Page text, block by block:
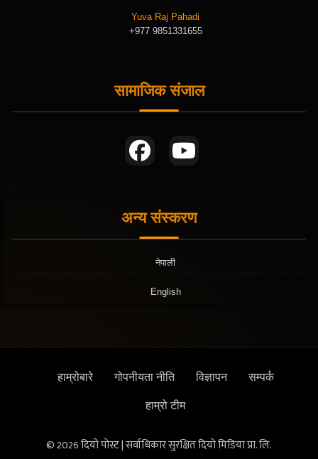
Yuva Raj Pahadi
+977 9851331655
सामाजिक संजाल
अन्य संस्करण
नेपाली
English
हाम्रोबारे गोपनीयता नीति विज्ञापन सम्पर्क
हाम्रो टीम
© 2026 दियो पोस्ट | सर्वाधिकार सुरक्षित दियो मिडिया प्रा. लि.